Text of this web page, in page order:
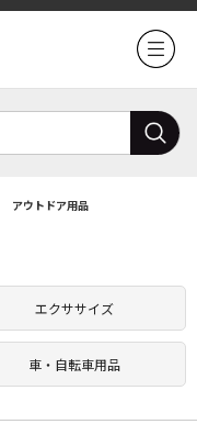
アウトドア用品
エクササイズ
車・自転車用品